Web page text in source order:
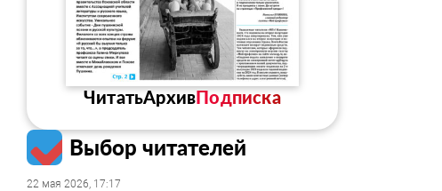
ЧитатьАрхивПодписка
Выбор читателей
22 мая 2026, 17:17